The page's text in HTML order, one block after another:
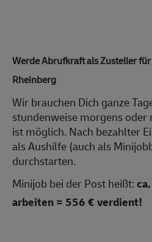
Werde Abrufkraft als Zusteller
Rheinberg
Wir brauchen Dich ganze
stundenweise morgens oder
ist möglich. Nach bezahlter
als Aushilfe (auch als
durchstarten.
Minijob bei der Post heißt:ca.
arbeiten = 556 € verdient!